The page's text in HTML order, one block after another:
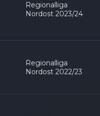
Regionalliga
Nordost 2023/24
Regionalliga
Nordost 2022/23